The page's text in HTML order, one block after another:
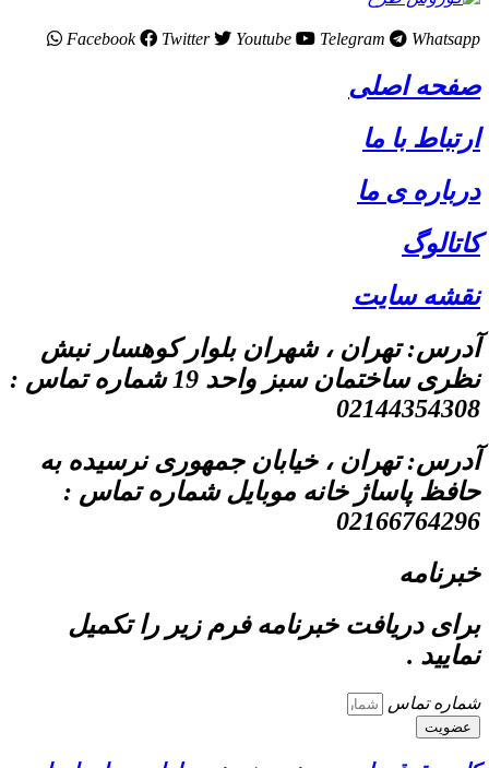
Facebook Twitter Youtube Telegram Whatsapp
صفحه اصلی
ارتباط با ما
درباره ی ما
کاتالوگ
نقشه سایت
آدرس: تهران ، شهران بلوار کوهسار نبش
نظری ساختمان سبز واحد 19 شماره تماس :
02144354308
آدرس: تهران ، خیابان جمهوری نرسیده به
حافظ پاساژ خانه موبایل شماره تماس :
02166764296
خبرنامه
برای دریافت خبرنامه فرم زیر را تکمیل
نمایید .
شماره تماس
عضویت